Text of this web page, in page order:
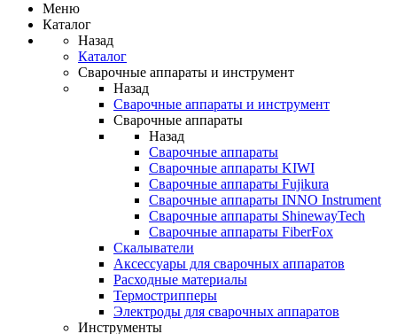
Меню
Каталог
Назад
Каталог
Сварочные аппараты и инструмент
Назад
Сварочные аппараты и инструмент
Сварочные аппараты
Назад
Сварочные аппараты
Сварочные аппараты KIWI
Сварочные аппараты Fujikura
Сварочные аппараты INNO Instrument
Сварочные аппараты ShinewayTech
Cварочные аппараты FiberFox
Скалыватели
Аксессуары для сварочных аппаратов
Расходные материалы
Термострипперы
Электроды для сварочных аппаратов
Инструменты